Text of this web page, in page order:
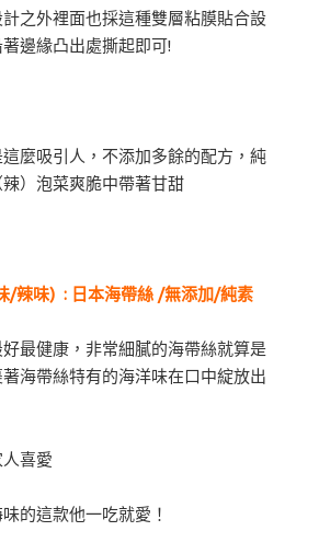
之外裡面也採這種雙層粘膜貼合設
邊緣凸出處撕起即可!
麼吸引人，不添加多餘的配方，純
）泡菜爽脆中帶著甘甜
/辣味) : 日本海帶絲 /無添加/純素
最健康，非常細膩的海帶絲就算是
海帶絲特有的海洋味在口中綻放出
喜愛
的這款他一吃就愛！